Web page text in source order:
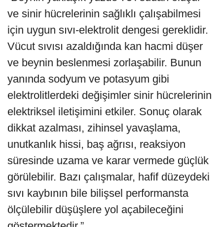
ve sinir hücrelerinin sağlıklı çalışabilmesi
için uygun sıvı-elektrolit dengesi gereklidir.
Vücut sıvısı azaldığında kan hacmi düşer
ve beynin beslenmesi zorlaşabilir. Bunun
yanında sodyum ve potasyum gibi
elektrolitlerdeki değişimler sinir hücrelerinin
elektriksel iletişimini etkiler. Sonuç olarak
dikkat azalması, zihinsel yavaşlama,
unutkanlık hissi, baş ağrısı, reaksiyon
süresinde uzama ve karar vermede güçlük
görülebilir. Bazı çalışmalar, hafif düzeydeki
sıvı kaybının bile bilişsel performansta
ölçülebilir düşüşlere yol açabileceğini